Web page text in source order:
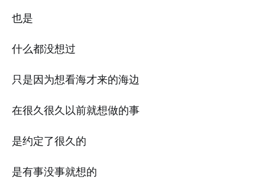
也是
什么都没想过
只是因为想看海才来的海边
在很久很久以前就想做的事
是约定了很久的
是有事没事就想的